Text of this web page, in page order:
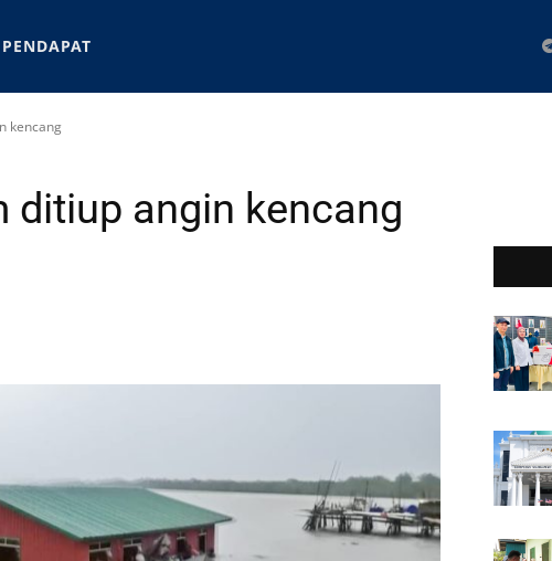
PENDAPAT
kencang
ditiup angin kencang